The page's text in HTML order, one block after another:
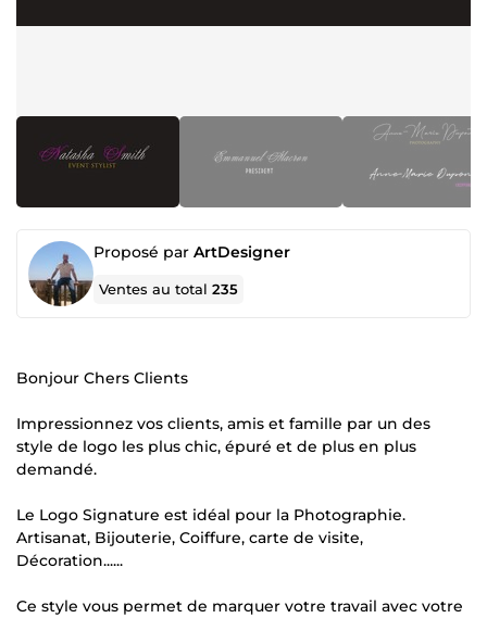
Proposé par ArtDesigner
Ventes au total235
Bonjour Chers Clients
Impressionnez vos clients, amis et famille par un des
style de logo les plus chic, épuré et de plus en plus
demandé.
Le Logo Signature est idéal pour la Photographie.
Artisanat, Bijouterie, Coiffure, carte de visite,
Décoration......
Ce style vous permet de marquer votre travail avec votre